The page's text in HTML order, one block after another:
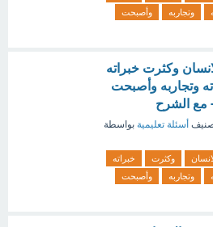
وتجاربه
وأصبحت
وكثرت خبراته
وتجاربه وأصبحت
- مع الشرح
أسئلة تعليمية بواسطة
وكثرت
خبراته
وتجاربه
وأصبحت